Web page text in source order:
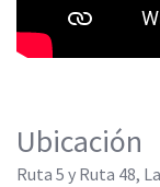
Ubicación
Ruta 5 y Ruta 48,